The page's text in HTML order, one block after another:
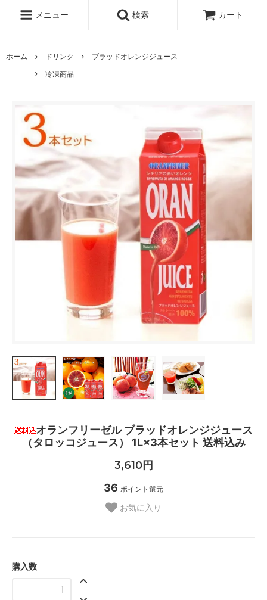
メニュー 検索 カート
ホーム ドリンク
ブラッドオレンジジュース
冷凍商品
オランフリーゼル ブラッドオレンジジュース
（タロッコジュース） 1L×3本セット 送料込み
3,610円
36 ポイント還元
お気に入り
購入数